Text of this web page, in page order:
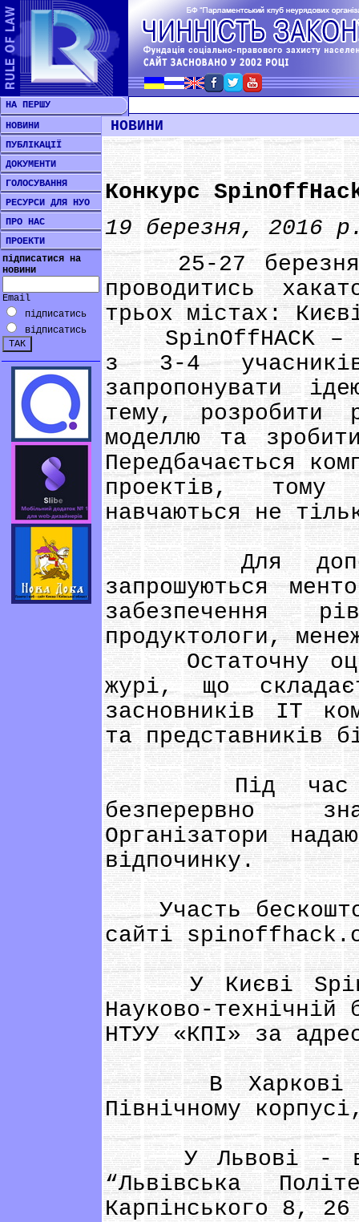
НА ПЕРШУ
НОВИНИ
ПУБЛІКАЦІЇ
ДОКУМЕНТИ
ГОЛОСУВАННЯ
РЕСУРСИ ДЛЯ НУО
ПРО НАС
ПРОЕКТИ
підписатися на
новини
Email
підписатись
відписатись
НОВИНИ
Конкурс
19 березня, 2016
25-27 березня
проводитись
трьох містах:
SpinOffHACK –
з 3-4
запропонувати
тему, розробити
моделлю та
Передбачається
проектів, тому
навчаються не
Для
запрошуються
забезпечення
продуктологи,
Остаточну
журі, що
засновників IT
та представників
Під час
безперервно
Організатори
відпочинку.
Участь
сайті
У Києві
Науково-
НТУУ «КПІ» за
В Харкові -
Північному
У Львові - в
“Львівська
Карпінського 8,